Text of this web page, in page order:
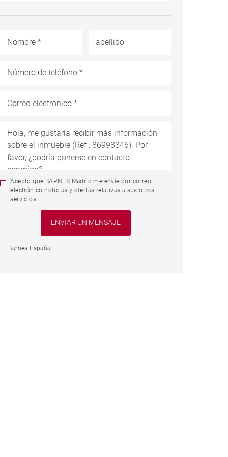
Acepto que BARNES Madrid me envíe por correo
electrónico noticias y ofertas relativas a sus otros
servicios.
Barnes España